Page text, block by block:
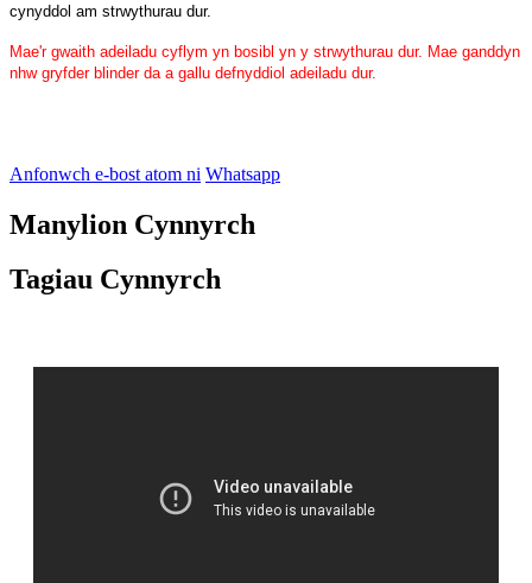
cynyddol am strwythurau dur.
Mae'r gwaith adeiladu cyflym yn bosibl yn y strwythurau dur. Mae ganddyn
nhw gryfder blinder da a gallu defnyddiol adeiladu dur.
Anfonwch e-bost atom ni Whatsapp
Manylion Cynnyrch
Tagiau Cynnyrch